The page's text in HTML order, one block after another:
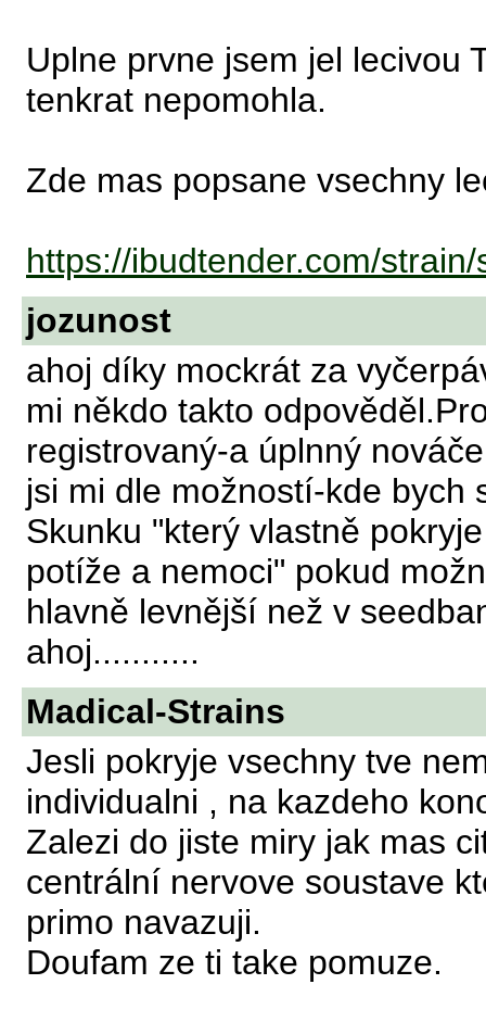
Uplne prvne jsem jel lecivou
tenkrat nepomohla.
Zde mas popsane vsechny
https://ibudtender.com/
jozunost
ahoj díky mockrát za
mi někdo takto
registrovaný-a úplnný
jsi mi dle možností-kde bych
Skunku "který vlastně
potíže a nemoci" pokud
hlavně levnější než v
ahoj...........
Madical-Strains
Jesli pokryje vsechny tve
individualni , na kazdeho
Zalezi do jiste miry jak mas
centrální nervove soustave
primo navazuji.
Doufam ze ti take pomuze.